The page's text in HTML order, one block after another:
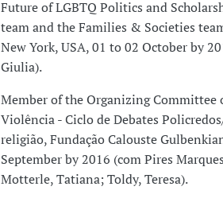
Future of LGBTQ Politics and
team and the Families & Societies
New York, USA, 01 to 02 October by
Giulia).
Member of the Organizing Committee
Violência - Ciclo de Debates
religião, Fundação Calouste
September by 2016 (com Pires
Motterle, Tatiana; Toldy, Teresa).